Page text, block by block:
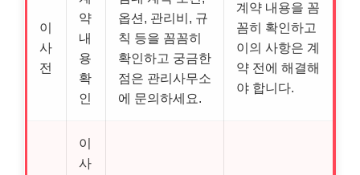
이
사
전
약
내
용
확
인
옵션, 관리비, 규
칙 등을 꼼꼼히
확인하고 궁금한
점은 관리사무소
에 문의하세요.
계약 내용을 꼼
꼼히 확인하고
이의 사항은 계
약 전에 해결해
야 합니다.
이
사